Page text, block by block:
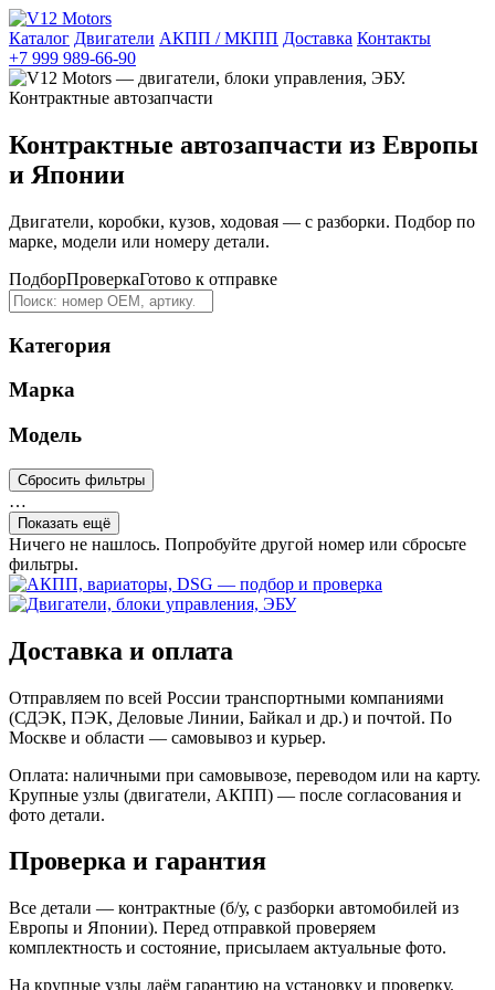
Каталог Двигатели АКПП / МКПП Доставка Контакты
+7 999 989-66-90
Контрактные автозапчасти из Европы
и Японии
Двигатели, коробки, кузов, ходовая — с разборки. Подбор по
марке, модели или номеру детали.
ПодборПроверкаГотово к отправке
Категория
Марка
Модель
Сбросить фильтры
…
Показать ещё
Ничего не нашлось. Попробуйте другой номер или сбросьте
фильтры.
Доставка и оплата
Отправляем по всей России транспортными компаниями
(СДЭК, ПЭК, Деловые Линии, Байкал и др.) и почтой. По
Москве и области — самовывоз и курьер.
Оплата: наличными при самовывозе, переводом или на карту.
Крупные узлы (двигатели, АКПП) — после согласования и
фото детали.
Проверка и гарантия
Все детали — контрактные (б/у, с разборки автомобилей из
Европы и Японии). Перед отправкой проверяем
комплектность и состояние, присылаем актуальные фото.
На крупные узлы даём гарантию на установку и проверку.